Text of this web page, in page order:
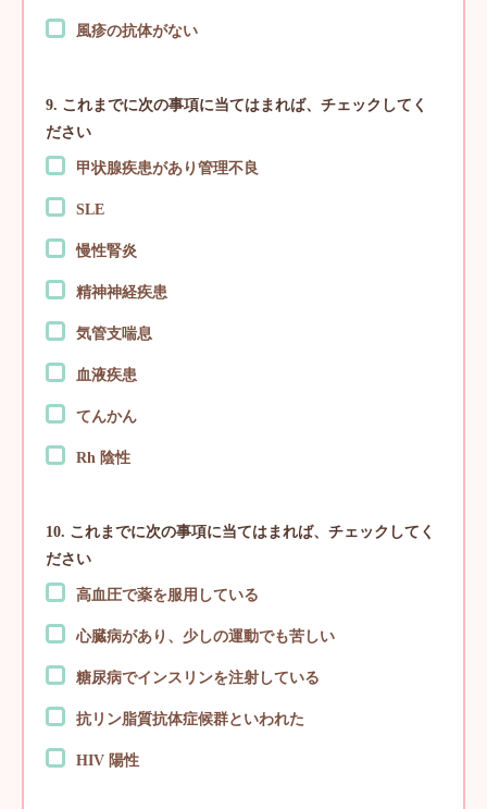
風疹の抗体がない
9. これまでに次の事項に当てはまれば、チェックしてく
ださい
甲状腺疾患があり管理不良
SLE
慢性腎炎
精神神経疾患
気管支喘息
血液疾患
てんかん
Rh 陰性
10. これまでに次の事項に当てはまれば、チェックしてく
ださい
高血圧で薬を服用している
心臓病があり、少しの運動でも苦しい
糖尿病でインスリンを注射している
抗リン脂質抗体症候群といわれた
HIV 陽性